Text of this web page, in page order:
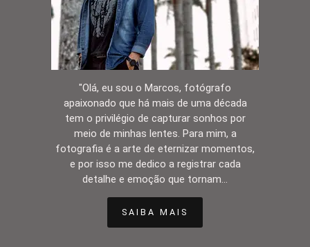
"Olá, eu sou o Marcos, fotógrafo
apaixonado que há mais de uma década
tem o privilégio de capturar sonhos por
meio de minhas lentes. Para mim, a
fotografia é a arte de eternizar momentos,
e por isso me dedico a registrar cada
detalhe e emoção que tornam...
SAIBA MAIS